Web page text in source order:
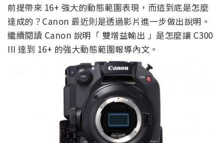
前提帶來 16+ 強大的動態範圍表現，而這到底是怎麼
達成的？Canon 最近則是透過影片進一步做出說明。
繼續閱讀 Canon 說明「 雙增益輸出 」是怎麼讓 C300
III 達到 16+ 的強大動態範圍報導內文。